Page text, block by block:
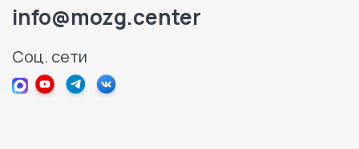
info@mozg.center
Соц. сети